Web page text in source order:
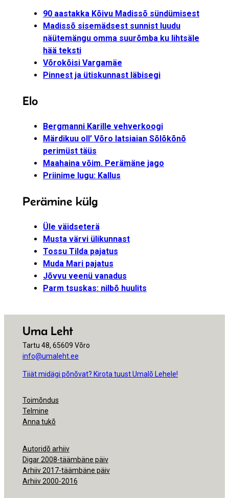
90 aastakka Kõivu Madissõ sündümisest
Madissõ sisemädsest sunnist luudu
näütemängu omma suurõmba ku lihtsäle
hää teksti
Võrokõisi Vargamäe
Pinnest ja ütiskunnast läbisegi
Elo
Bergmanni Karille vehverkoogi
Märdikuu oll’ Võro latsiaian Sõlõkõnõ
perimüst täüs
Maahaina võim. Perämäne jago
Priinime lugu: Kallus
Perämine külg
Üle väidseterä
Musta värvi ülikunnast
Tossu Tilda pajatus
Muda Mari pajatus
Jõvvu veenü vanadus
Parm tsuskas: nilbõ huulits
Uma Leht
Tartu 48, 65609 Võro
info@umaleht.ee
Tiiät midägi põnõvat? Kirota tuust Umalõ Lehele!
Toimõndus
Telmine
Anna tukõ
Autoridõ arhiiv
Digar 2008-täämbäne päiv
Arhiiv 2017-täämbäne päiv
Arhiiv 2000-2016